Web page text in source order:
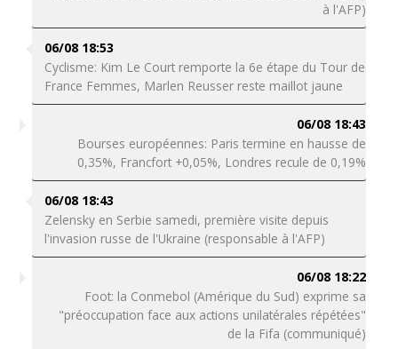
à l'AFP)
06/08 18:53
Cyclisme: Kim Le Court remporte la 6e étape du Tour de
France Femmes, Marlen Reusser reste maillot jaune
06/08 18:43
Bourses européennes: Paris termine en hausse de
0,35%, Francfort +0,05%, Londres recule de 0,19%
06/08 18:43
Zelensky en Serbie samedi, première visite depuis
l'invasion russe de l'Ukraine (responsable à l'AFP)
06/08 18:22
Foot: la Conmebol (Amérique du Sud) exprime sa
"préoccupation face aux actions unilatérales répétées"
de la Fifa (communiqué)